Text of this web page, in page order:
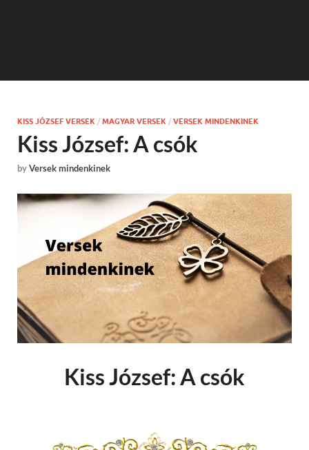
KISS JÓZSEF VERSEK / MAGYAR VERSEK / VERSEK MINDENKINEK
Kiss József: A csók
byVersek mindenkinek
Kiss József: A csók